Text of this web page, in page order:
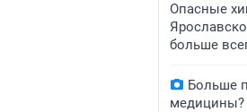
Опасные
больше
Больше
медицины?